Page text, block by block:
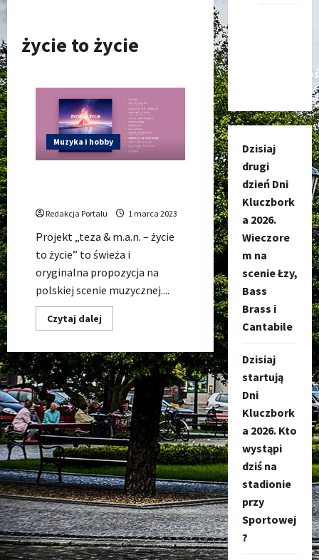
życie to życie
Muzyka i hobby
Redakcja Portalu 1 marca 2023
Projekt „teza & m.a.n. – życie
to życie” to świeża i
oryginalna propozycja na
polskiej scenie muzycznej....
Czytaj dalej
się
Debiut
muzyczny
teza
&
m.a.n
–
życie
to
życie
Dzisiaj
drugi
dzień Dni
Kluczbork
a 2026.
Wieczore
m na
scenie Łzy,
Bass
Brass i
Cantabile
Dzisiaj
startują
Dni
Kluczbork
a 2026. Kto
wystąpi
dziś na
stadionie
przy
Sportowej
?